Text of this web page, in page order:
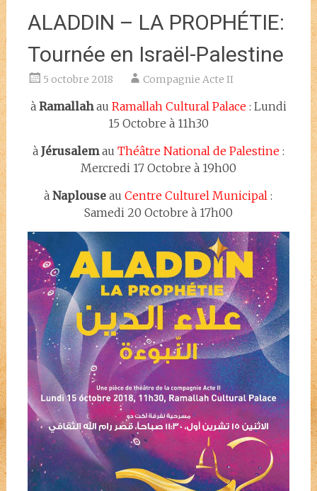
ALADDIN – LA PROPHÉTIE:
Tournée en Israël-Palestine
5 octobre 2018 Compagnie Acte II
à Ramallahau Ramallah Cultural Palace: Lundi
15 Octobre à 11h30
à Jérusalemau Théâtre National de Palestine:
Mercredi 17 Octobre à 19h00
àNaplouse auCentre Culturel Municipal :
Samedi 20 Octobre à 17h00